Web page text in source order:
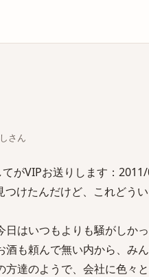
さん
がVIPお送りします：
けたんだけど、これどう
日はいつもよりも騒がしか
酒も頼んで無い内から、み
方達のようで、会社に色々